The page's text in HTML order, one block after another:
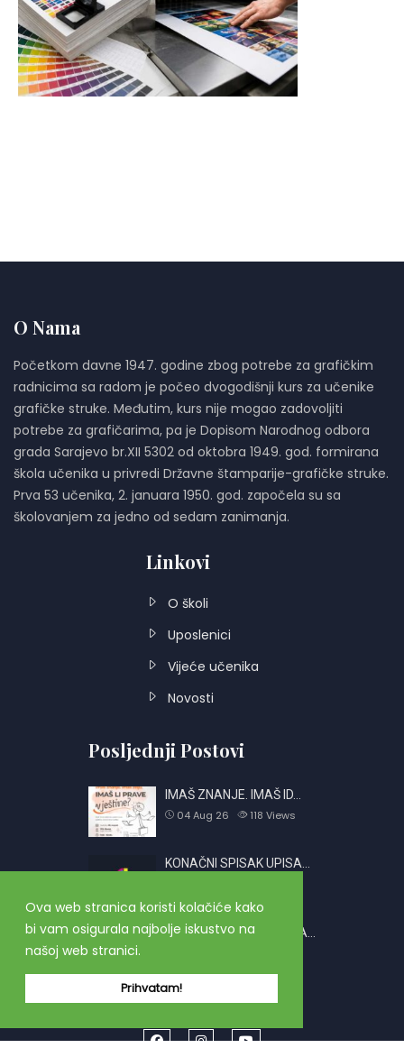
Ova web stranica koristi kolačiće kako
bi vam osigurala najbolje iskustvo na
našoj web stranici.
Prihvatam!
O Nama
Početkom davne 1947. godine zbog potrebe za grafičkim
radnicima sa radom je počeo dvogodišnji kurs za učenike
grafičke struke. Međutim, kurs nije mogao zadovoljiti
potrebe za grafičarima, pa je Dopisom Narodnog odbora
grada Sarajevo br.XII 5302 od oktobra 1949. god. formirana
škola učenika u privredi Državne štamparije-grafičke struke.
Prva 53 učenika, 2. januara 1950. god. započela su sa
školovanjem za jedno od sedam zanimanja.
Linkovi
O školi
Uposlenici
Vijeće učenika
Novosti
Posljednji Postovi
IMAŠ ZNANJE. IMAŠ ID…
04 Aug 26
118 Views
KONAČNI SPISAK UPISA…
OBAVJEŠTENJE O PRIJA…